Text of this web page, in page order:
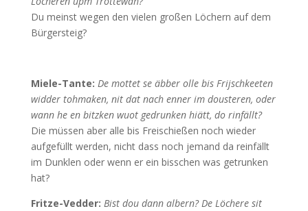
Du meinst wegen den vielen großen Löchern auf dem
Bürgersteig?
Miele-Tante: De mottet se äbber olle bis Frijschkeeten
widder tohmaken, nit dat nach enner im dousteren, oder
wann he en bitzken wuot gedrunken hiätt, do rinfällt?
Die müssen aber alle bis Freischießen noch wieder
aufgefüllt werden, nicht dass noch jemand da reinfällt
im Dunklen oder wenn er ein bisschen was getrunken
hat?
Fritze-Vedder: Bist dou dann albern? De Löchere sit